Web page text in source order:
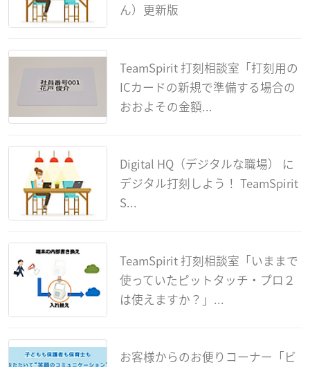
ん）更新版
TeamSpirit 打刻相談室「打刻用の
ICカードの新規で準備する場合の
おおよその金額...
Digital HQ（デジタルな職場） に
デジタル打刻しよう！ TeamSpirit
S...
TeamSpirit 打刻相談室「いままで
使っていたピットタッチ・プロ２
は使えますか？」...
お客様からのお便りコーナー「ビ